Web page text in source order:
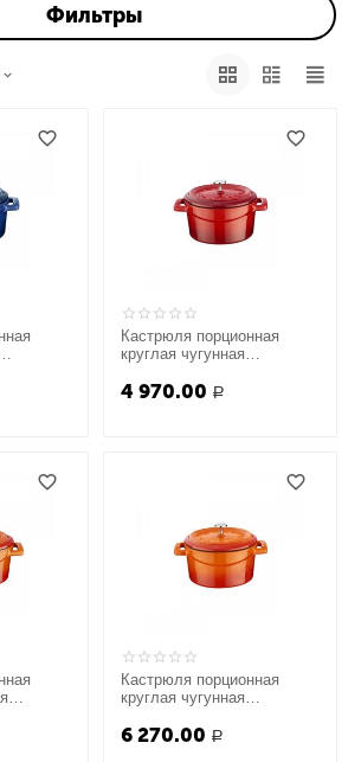
Фильтры
Кастрюля порционная
круглая чугунная
10 см, LAVA
4 970.00 Р
Кастрюля порционная
круглая чугунная
10 см, LAVA
6 270.00 Р